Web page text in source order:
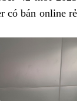
có bán online rẻ